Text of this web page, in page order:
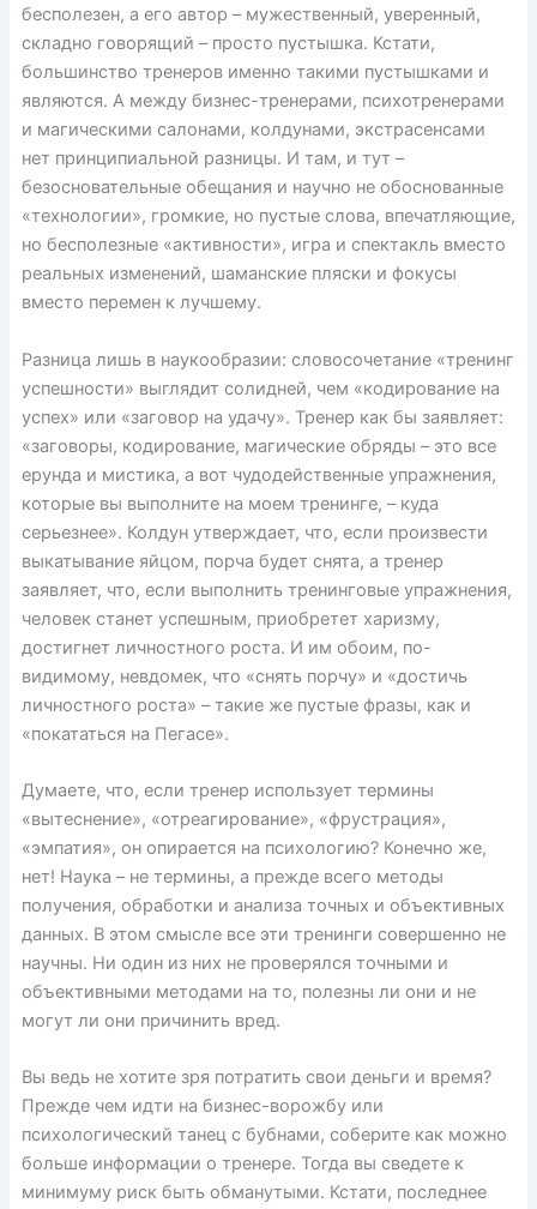
бесполезен, а его автор – мужественный, уверенный,
складно говорящий – просто пустышка. Кстати,
большинство тренеров именно такими пустышками и
являются. А между бизнес-тренерами, психотренерами
и магическими салонами, колдунами, экстрасенсами
нет принципиальной разницы. И там, и тут –
безосновательные обещания и научно не обоснованные
«технологии», громкие, но пустые слова, впечатляющие,
но бесполезные «активности», игра и спектакль вместо
реальных изменений, шаманские пляски и фокусы
вместо перемен к лучшему.
Разница лишь в наукообразии: словосочетание «тренинг
успешности» выглядит солидней, чем «кодирование на
успех» или «заговор на удачу». Тренер как бы заявляет:
«заговоры, кодирование, магические обряды – это все
ерунда и мистика, а вот чудодейственные упражнения,
которые вы выполните на моем тренинге, – куда
серьезнее». Колдун утверждает, что, если произвести
выкатывание яйцом, порча будет снята, а тренер
заявляет, что, если выполнить тренинговые упражнения,
человек станет успешным, приобретет харизму,
достигнет личностного роста. И им обоим, по-
видимому, невдомек, что «снять порчу» и «достичь
личностного роста» – такие же пустые фразы, как и
«покататься на Пегасе».
Думаете, что, если тренер использует термины
«вытеснение», «отреагирование», «фрустрация»,
«эмпатия», он опирается на психологию? Конечно же,
нет! Наука – не термины, а прежде всего методы
получения, обработки и анализа точных и объективных
данных. В этом смысле все эти тренинги совершенно не
научны. Ни один из них не проверялся точными и
объективными методами на то, полезны ли они и не
могут ли они причинить вред.
Вы ведь не хотите зря потратить свои деньги и время?
Прежде чем идти на бизнес-ворожбу или
психологический танец с бубнами, соберите как можно
больше информации о тренере. Тогда вы сведете к
минимуму риск быть обманутыми. Кстати, последнее